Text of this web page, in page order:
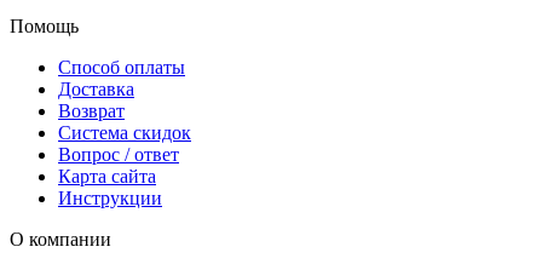
Помощь
Способ оплаты
Доставка
Возврат
Система скидок
Вопрос / ответ
Карта сайта
Инструкции
О компании